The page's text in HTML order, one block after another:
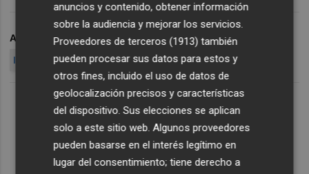
ARCHIVADO EN RTVV ERE
CIERRE RTVV
INCERTIDUMBRE JURÍDICA
CÍSCAR ERE RTVV
anuncios y contenido, obtener información
sobre la audiencia y mejorar los servicios.
Proveedores de terceros (1913) también
pueden procesar sus datos para estos y
otros fines, incluido el uso de datos de
geolocalización precisos y características
del dispositivo. Sus elecciones se aplican
solo a este sitio web. Algunos proveedores
pueden basarse en el interés legítimo en
lugar del consentimiento; tiene derecho a